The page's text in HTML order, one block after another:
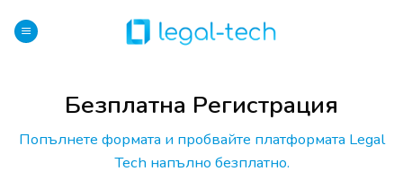
content
Безплатна Регистрация
Попълнете формата и пробвайте платформата Legal
Tech напълно безплатно.